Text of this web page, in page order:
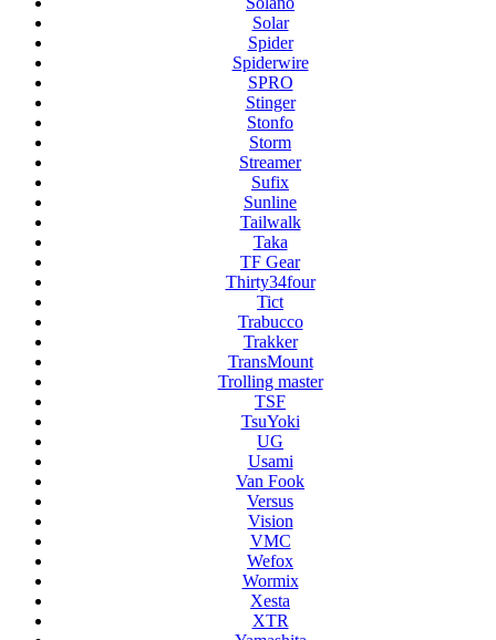
Solar
Spider
Spiderwire
SPRO
Stinger
Stonfo
Storm
Streamer
Sufix
Sunline
Tailwalk
Taka
TF Gear
Thirty34four
Tict
Trabucco
Trakker
TransMount
Trolling master
TSF
TsuYoki
UG
Usami
Van Fook
Versus
Vision
VMC
Wefox
Wormix
Xesta
XTR